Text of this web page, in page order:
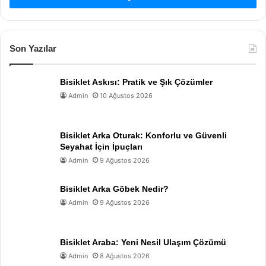
Son Yazılar
Bisiklet Askısı: Pratik ve Şık Çözümler
Admin 10 Ağustos 2026
Bisiklet Arka Oturak: Konforlu ve Güvenli
Seyahat İçin İpuçları
Admin 9 Ağustos 2026
Bisiklet Arka Göbek Nedir?
Admin 9 Ağustos 2026
Bisiklet Araba: Yeni Nesil Ulaşım Çözümü
Admin 8 Ağustos 2026